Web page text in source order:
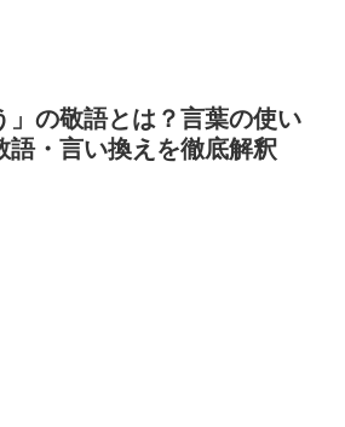
」の敬語とは？言葉の使い
語・言い換えを徹底解釈